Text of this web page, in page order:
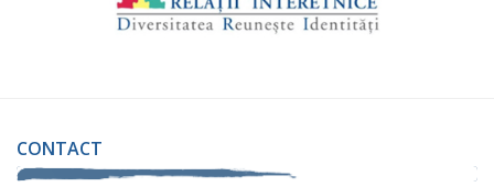
CONTACT